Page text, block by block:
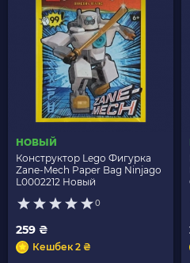
НОВЫЙ
Конструктор Lego Фигурка
Zane-Mech Paper Bag Ninjago
L0002212 Новый
0
259 ₴
Кешбек 2 ₴